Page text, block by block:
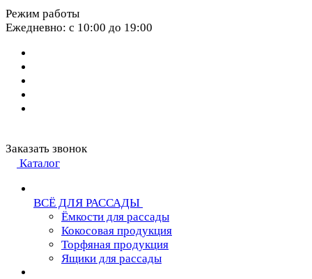
Режим работы
Ежедневно: с 10:00 до 19:00
Заказать звонок
Каталог
ВСЁ ДЛЯ РАССАДЫ
Ёмкости для рассады
Кокосовая продукция
Торфяная продукция
Ящики для рассады